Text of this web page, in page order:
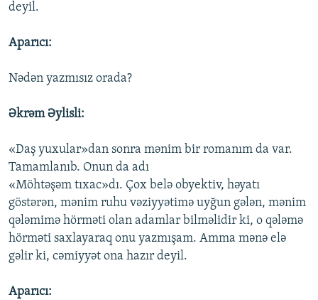
deyil.
Aparıcı:
Nədən yazmısız orada?
Əkrəm Əylisli:
«Daş yuxular»dan sonra mənim bir romanım da var.
Tamamlanıb. Onun da adı
«Möhtəşəm tıxac»dı. Çox belə obyektiv, həyatı
göstərən, mənim ruhu vəziyyətimə uyğun gələn, mənim
qələmimə hörməti olan adamlar bilməlidir ki, o qələmə
hörməti saxlayaraq onu yazmışam. Amma mənə elə
gəlir ki, cəmiyyət ona hazır deyil.
Aparıcı: